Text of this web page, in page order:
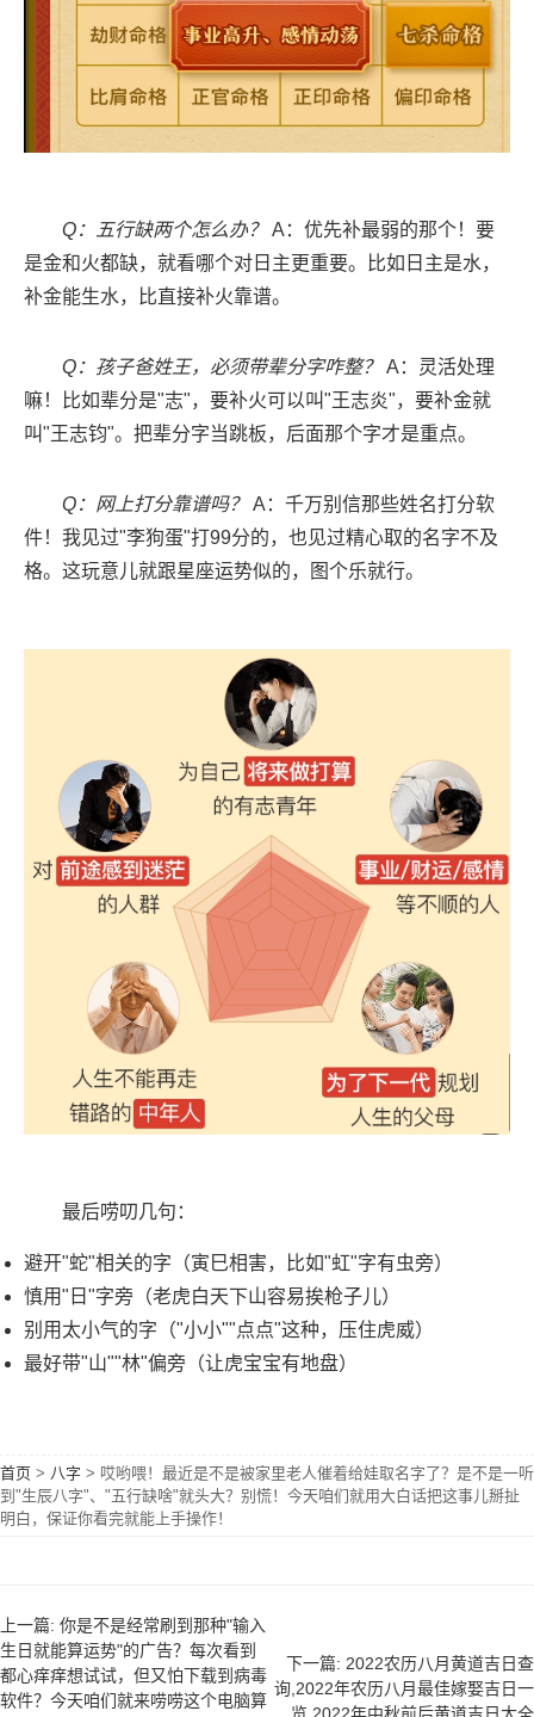
Q：五行缺两个怎么办？ A：优先补最弱的那个！要
是金和火都缺，就看哪个对日主更重要。比如日主是水，
补金能生水，比直接补火靠谱。
Q：孩子爸姓王，必须带辈分字咋整？ A：灵活处理
嘛！比如辈分是"志"，要补火可以叫"王志炎"，要补金就
叫"王志钧"。把辈分字当跳板，后面那个字才是重点。
Q：网上打分靠谱吗？ A：千万别信那些姓名打分软
件！我见过"李狗蛋"打99分的，也见过精心取的名字不及
格。这玩意儿就跟星座运势似的，图个乐就行。
最后唠叨几句：
避开"蛇"相关的字（寅巳相害，比如"虹"字有虫旁）
慎用"日"字旁（老虎白天下山容易挨枪子儿）
别用太小气的字（"小小""点点"这种，压住虎威）
最好带"山""林"偏旁（让虎宝宝有地盘）
首页 > 八字 > 哎哟喂！最近是不是被家里老人催着给娃取名字了？是不是一听
到"生辰八字"、"五行缺啥"就头大？别慌！今天咱们就用大白话把这事儿掰扯
明白，保证你看完就能上手操作！
上一篇: 你是不是经常刷到那种"输入
生日就能算运势"的广告？每次看到
都心痒痒想试试，但又怕下载到病毒
软件？今天咱们就来唠唠这个电脑算
下一篇: 2022农历八月黄道吉日查
询,2022年农历八月最佳嫁娶吉日一
览,2022年中秋前后黄道吉日大全